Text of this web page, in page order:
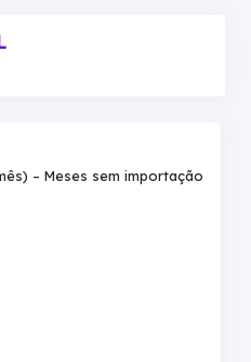
– Meses sem importação